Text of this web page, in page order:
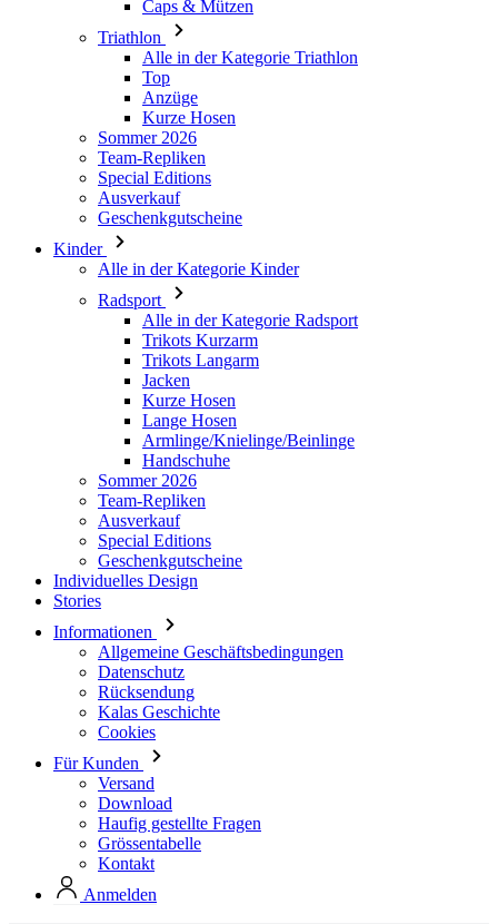
Kurze Hosen
Sommer 2026
Team-Repliken
Special Editions
Ausverkauf
Geschenkgutscheine
Kinder
Alle in der Kategorie Kinder
Radsport
Alle in der Kategorie Radsport
Trikots Langarm
Jacken
Kurze Hosen
Lange Hosen
Armlinge/Knielinge/Beinlinge
Handschuhe
Sommer 2026
Team-Repliken
Ausverkauf
Special Editions
Geschenkgutscheine
Individuelles Design
Stories
Informationen
Allgemeine Geschäftsbedingungen
Datenschutz
Rücksendung
Kalas Geschichte
Cookies
Für Kunden
Versand
Download
Haufig gestellte Fragen
Grössentabelle
Kontakt
Anmelden